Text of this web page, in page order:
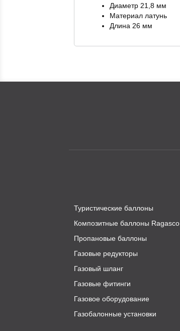
Диаметр 21,8 мм
Материал латунь
Длина 26 мм
Туристические баллоны
Композитные баллоны Ragasco
Пропановые баллоны
Газовые редукторы
Газовый шланг
Газовые фитинги
Газовое оборудование
Газобалонные установки